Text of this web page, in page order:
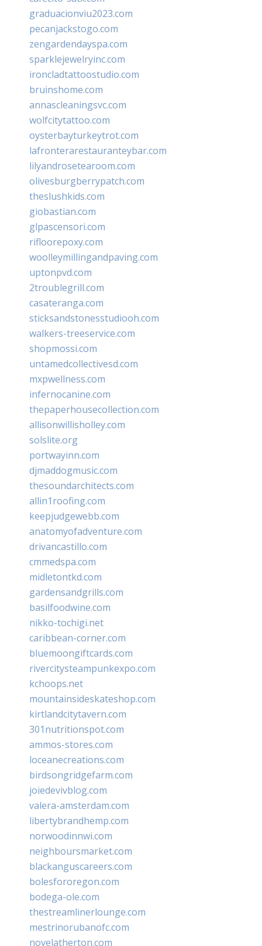
graduacionviu2023.com
pecanjackstogo.com
zengardendayspa.com
sparklejewelryinc.com
ironcladtattoostudio.com
bruinshome.com
annascleaningsvc.com
wolfcitytattoo.com
oysterbayturkeytrot.com
lafronterarestauranteybar.com
lilyandrosetearoom.com
olivesburgberrypatch.com
theslushkids.com
giobastian.com
glpascensori.com
rifloorepoxy.com
woolleymillingandpaving.com
uptonpvd.com
2troublegrill.com
casateranga.com
sticksandstonesstudiooh.com
walkers-treeservice.com
shopmossi.com
untamedcollectivesd.com
mxpwellness.com
infernocanine.com
thepaperhousecollection.com
allisonwillisholley.com
solslite.org
portwayinn.com
djmaddogmusic.com
thesoundarchitects.com
allin1roofing.com
keepjudgewebb.com
anatomyofadventure.com
drivancastillo.com
cmmedspa.com
midletontkd.com
gardensandgrills.com
basilfoodwine.com
nikko-tochigi.net
caribbean-corner.com
bluemoongiftcards.com
rivercitysteampunkexpo.com
kchoops.net
mountainsideskateshop.com
kirtlandcitytavern.com
301nutritionspot.com
ammos-stores.com
loceanecreations.com
birdsongridgefarm.com
joiedevivblog.com
valera-amsterdam.com
libertybrandhemp.com
norwoodinnwi.com
neighboursmarket.com
blackanguscareers.com
bolesfororegon.com
bodega-ole.com
thestreamlinerlounge.com
mestrinorubanofc.com
novelatherton.com